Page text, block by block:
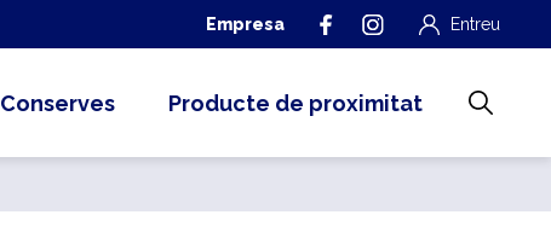
Empresa Entreu
Conserves Producte de proximitat